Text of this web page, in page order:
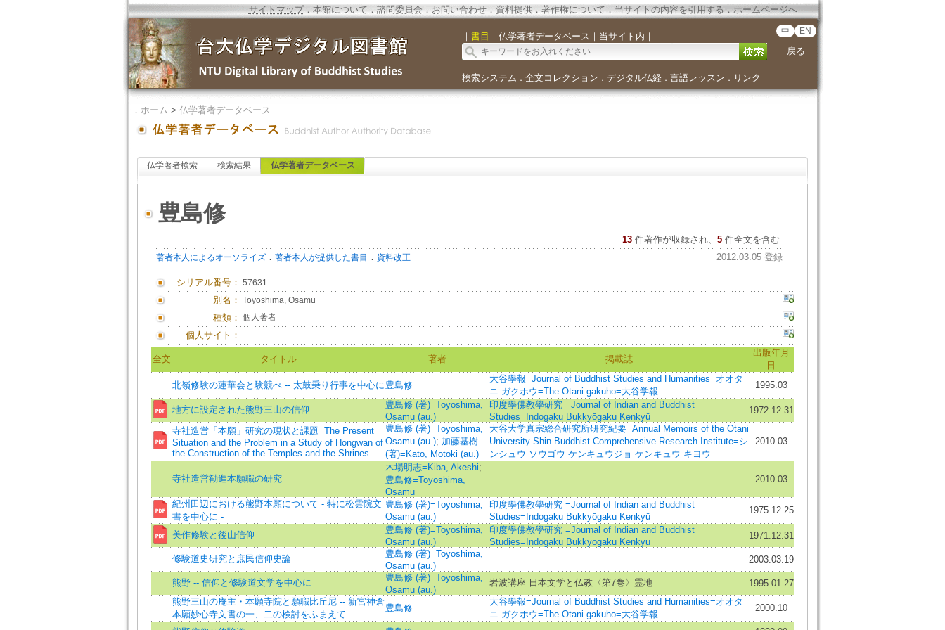
サイトマップ．本館について．諮問委員会． お問い合わせ． 資料提供．著作権について．当サイトの内容を引用する．ホームページへ
｜ 書目 ｜ 仏学著者データベース ｜ 当サイト内 ｜ 中 EN
戻る
検索システム ． 全文コレクション ． デジタル仏経． 言語レッスン ． リンク
． ホーム > 仏学著者データベース
仏学著者検索 検索結果 仏学著者データベース
豊島修
13 件著作が収録され、 5件全文を含む
著者本人によるオーソライズ． 著者本人が提供した書目 ． 資料改正 2012.03.05 登録
シリアル番号： 57631
別名： Toyoshima, Osamu
種類： 個人著者
個人サイト：
全文 タイトル 著者 掲載誌
出版年月
日
北嶺修験の蓮華会と験競べ -- 太鼓乗り行事を中心に 豊島修
大谷學報=Journal of Buddhist Studies and Humanities=オオタ
ニ ガクホウ=The Otani gakuho=大谷学報
1995.03
地方に設定された熊野三山の信仰
豊島修 (著)=Toyoshima,
Osamu (au.)
印度學佛教學研究 =Journal of Indian and Buddhist
Studies=Indogaku Bukkyōgaku Kenkyū
1972.12.31
寺社造営「本願」研究の現状と課題=The Present
Situation and the Problem in a Study of Hongwan of
the Construction of the Temples and the Shrines
豊島修 (著)=Toyoshima,
Osamu (au.); 加藤基樹
(著)=Kato, Motoki (au.)
大谷大学真宗総合研究所研究紀要=Annual Memoirs of the Otani
University Shin Buddhist Comprehensive Research Institute=シ
ンシュウ ソウゴウ ケンキュウジョ ケンキュウ キヨウ
2010.03
寺社造営勧進本願職の研究
木場明志=Kiba, Akeshi;
豊島修=Toyoshima,
Osamu
2010.03
紀州田辺における熊野本願について - 特に松雲院文
書を中心に -
豊島修 (著)=Toyoshima,
Osamu (au.)
印度學佛教學研究 =Journal of Indian and Buddhist
Studies=Indogaku Bukkyōgaku Kenkyū
1975.12.25
美作修験と後山信仰
豊島修 (著)=Toyoshima,
Osamu (au.)
印度學佛教學研究 =Journal of Indian and Buddhist
Studies=Indogaku Bukkyōgaku Kenkyū
1971.12.31
修験道史研究と庶民信仰史論
豊島修 (著)=Toyoshima,
Osamu (au.)
2003.03.19
熊野 -- 信仰と修験道文学を中心に
豊島修 (著)=Toyoshima,
Osamu (au.)
岩波講座 日本文学と仏教〈第7巻〉霊地
1995.01.27
熊野三山の庵主・本願寺院と願職比丘尼 -- 新宮神倉
本願妙心寺文書の一、二の検討をふまえて
豊島修
大谷學報=Journal of Buddhist Studies and Humanities=オオタ
ニ ガクホウ=The Otani gakuho=大谷学報
2000.10